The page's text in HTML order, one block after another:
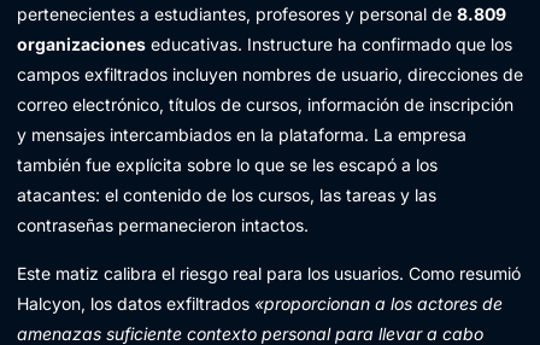
pertenecientes a estudiantes, profesores y personal de 8.809
organizaciones educativas. Instructure ha confirmado que los
campos exfiltrados incluyen nombres de usuario, direcciones de
correo electrónico, títulos de cursos, información de inscripción
y mensajes intercambiados en la plataforma. La empresa
también fue explícita sobre lo que se les escapó a los
atacantes: el contenido de los cursos, las tareas y las
contraseñas permanecieron intactos.
Este matiz calibra el riesgo real para los usuarios. Como resumió
Halcyon, los datos exfiltrados «proporcionan a los actores de
amenazas suficiente contexto personal para llevar a cabo